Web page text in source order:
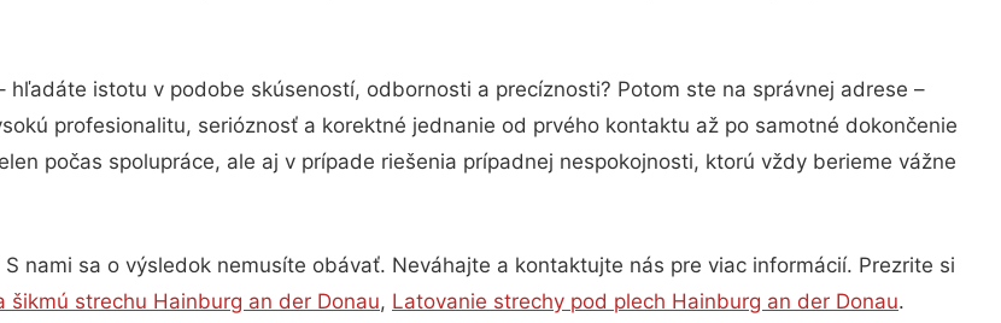
hľadáte istotu v podobe skúseností, odbornosti a precíznosti? Potom ste na správnej adrese –
profesionalitu, serióznosť a korektné jednanie od prvého kontaktu až po samotné dokončenie
počas spolupráce, ale aj v prípade riešenia prípadnej nespokojnosti, ktorú vždy berieme vážne
S nami sa o výsledok nemusíte obávať. Neváhajte a kontaktujte nás pre viac informácií. Prezrite si
šikmú strechu Hainburg an der Donau, Latovanie strechy pod plech Hainburg an der Donau.